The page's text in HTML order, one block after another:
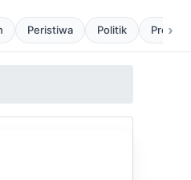
Peristiwa Politik Profil
›